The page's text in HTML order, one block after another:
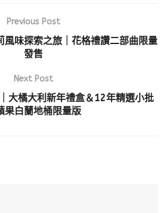
Previous Post
風味探索之旅｜花格禮讚二部曲限量
發售
Next Post
大橘大利新年禮盒＆12年精選小批
果白蘭地桶限量版